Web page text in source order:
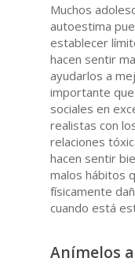
Muchos
autoestima
establecer
hacen sentir
ayudarlos a
importante
sociales en
realistas con
relaciones
hacen sentir
malos hábitos
físicamente
cuando está
Anímelos